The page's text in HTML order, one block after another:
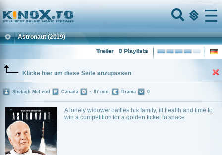
Home
Menu
Astronaut (2019)
0 Playlists
Trailer
Klicke hier um diese Seite anzupassen
A lonely widower battles his family, ill health and time to
win a competition for a golden ticket to space.
Shelagh McLeod Canada ~ 97 min. Drama 0